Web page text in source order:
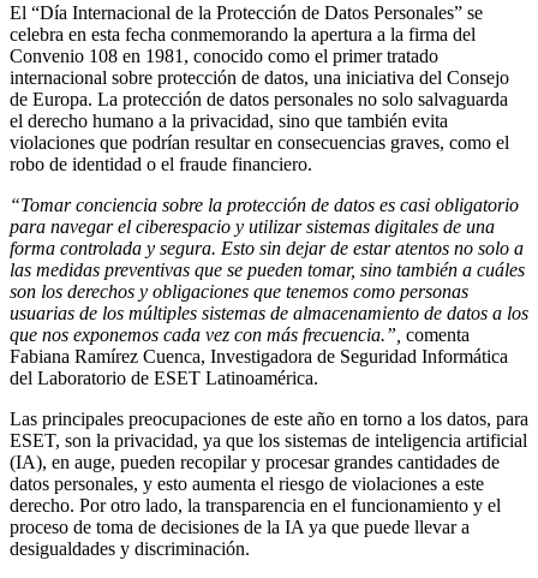
El “Día Internacional de la Protección de Datos Personales” se
celebra en esta fecha conmemorando la apertura a la firma del
Convenio 108 en 1981, conocido como el primer tratado
internacional sobre protección de datos, una iniciativa del Consejo
de Europa. La protección de datos personales no solo salvaguarda
el derecho humano a la privacidad, sino que también evita
violaciones que podrían resultar en consecuencias graves, como el
robo de identidad o el fraude financiero.
“Tomar conciencia sobre la protección de datos es casi obligatorio
para navegar el ciberespacio y utilizar sistemas digitales de una
forma controlada y segura. Esto sin dejar de estar atentos no solo a
las medidas preventivas que se pueden tomar, sino también a cuáles
son los derechos y obligaciones que tenemos como personas
usuarias de los múltiples sistemas de almacenamiento de datos a los
que nos exponemos cada vez con más frecuencia.”, comenta
Fabiana Ramírez Cuenca, Investigadora de Seguridad Informática
del Laboratorio de ESET Latinoamérica.
Las principales preocupaciones de este año en torno a los datos, para
ESET, son la privacidad, ya que los sistemas de inteligencia artificial
(IA), en auge, pueden recopilar y procesar grandes cantidades de
datos personales, y esto aumenta el riesgo de violaciones a este
derecho. Por otro lado, la transparencia en el funcionamiento y el
proceso de toma de decisiones de la IA ya que puede llevar a
desigualdades y discriminación.